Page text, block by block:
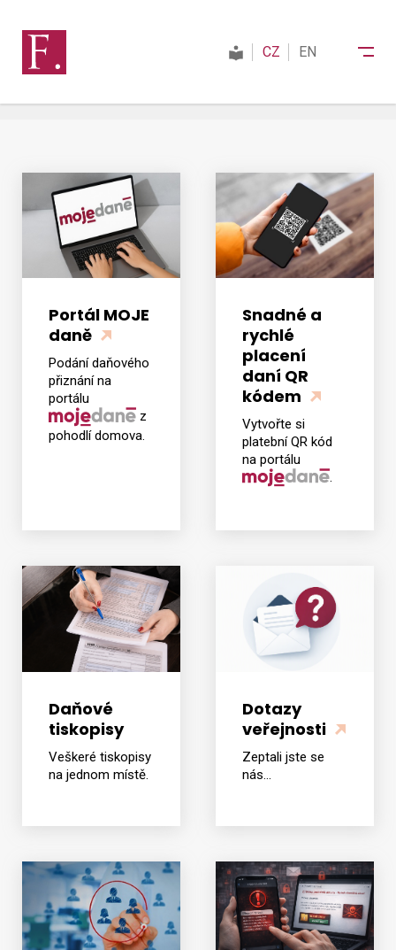
Daně
Mezinárodní spolupráce
Kontakty
CZ EN
Portál MOJE
daně
Podání daňového
přiznání na
portálu
z
pohodlí domova.
Snadné a
rychlé
placení
daní QR
kódem
Vytvořte si
platební QR kód
na portálu
.
Daňové
tiskopisy
Veškeré tiskopisy
na jednom místě.
Dotazy
veřejnosti
Zeptali jste se
nás...